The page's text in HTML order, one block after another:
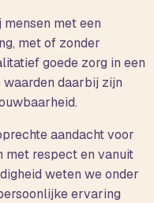
met een
met of zonder
goede zorg in een
daarbij zijn
aandacht voor
met respect en vanuit
weten we onder
ervaring